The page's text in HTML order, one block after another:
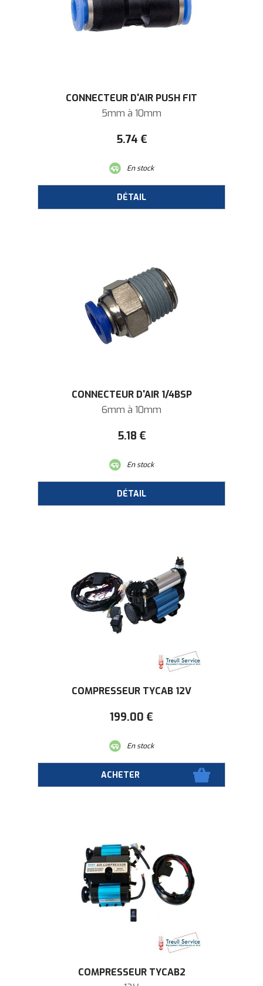
CONNECTEUR D'AIR PUSH FIT
5mm à 10mm
5.74 €
En stock
CONNECTEUR D'AIR 1/4BSP
6mm à 10mm
5.18 €
En stock
COMPRESSEUR TYCAB 12V
199.00 €
En stock
COMPRESSEUR TYCAB2